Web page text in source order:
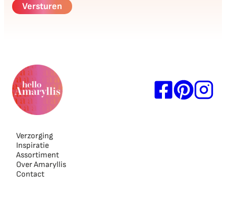
Verzorging
Inspiratie
Assortiment
Over Amaryllis
Contact